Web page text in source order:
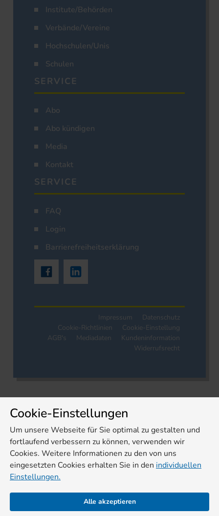
Institute/Behörden
Verbände/Vereine
Hochschulen/Unis
Schulen
SERVICE
Abo
Abo kündigen
Media
Kontakt
SERVICE
FAQ
Login
Barrierefreiheitserklärung
Impressum
Datenschutz
Cookie-Richtlinien
Cookie-Einstellung
AGB's
Mediadaten
Kundeninformation
Widerrufsrecht
Cookie-Einstellungen
Um unsere Webseite für Sie optimal zu gestalten und
fortlaufend verbessern zu können, verwenden wir
Cookies. Weitere Informationen zu den von uns
eingesetzten Cookies erhalten Sie in den individuellen
Einstellungen.
Alle akzeptieren